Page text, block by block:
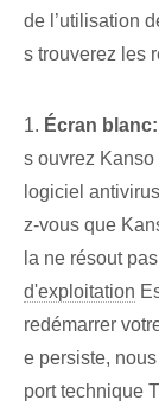
de l’utilisation
s trouverez⁢ les
1. Écran blanc:
s ouvrez
logiciel
z-vous que
la ne résout
d'exploitation
redémarrer
e persiste,
port technique